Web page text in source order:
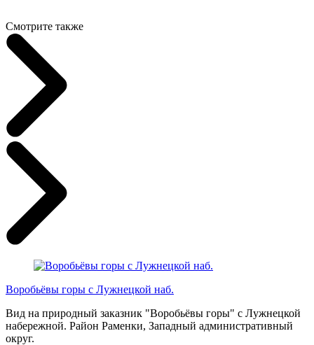
Смотрите также
Воробьёвы горы с Лужнецкой наб.
Вид на природный заказник "Воробьёвы горы" с Лужнецкой
набережной. Район Раменки, Западный административный
округ.